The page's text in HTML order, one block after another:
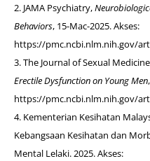
JAMA Psychiatry,
Behaviors, 15-Mac-2025. Akses:
https://pmc.ncbi.nlm.nih.gov/
The Journal of Sexual
Erectile Dysfunction on Young Men
https://pmc.ncbi.nlm.nih.gov/
Kementerian Kesihatan
Kebangsaan Kesihatan dan
Mental Lelaki. 2025. Akses: